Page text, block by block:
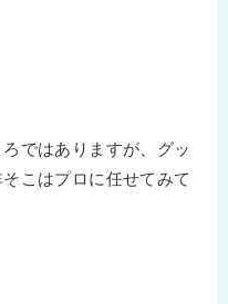
ではありますが、グッ
こはプロに任せてみて